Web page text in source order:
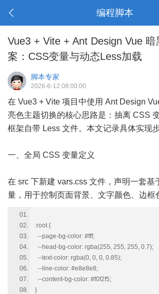
编程脚本
Vue3 + Vite + Ant Design Vue
案：CSS变量与动态Less加载
脚本专家
2026-6-12 08:00:00
在 Vue3 + Vite 项目中使用 Ant Design
亮色主题切换的核心思路是：抽离 CSS
框架自带 Less 文件。本文记录具体实现
一、全局 CSS 变量定义
在 src 下新建 vars.css 文件，声明一套基
量，用于控制页面背景、文字颜色、边框
:root {
--page-bg-color: #fff;
--head-bg-color: rgba(255, 255, 255, 0.7);
--text-color: rgba(0, 0, 0, 0.85);
--line-color: #e8e8e8;
--content-bg-color: #f0f2f5;
}